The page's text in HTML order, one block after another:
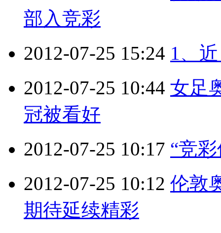
部入竞彩
2012-07-25 15:24 1、
2012-07-25 10:44 女足
冠被看好
2012-07-25 10:17 “竞
2012-07-25 10:12 伦敦
期待延续精彩